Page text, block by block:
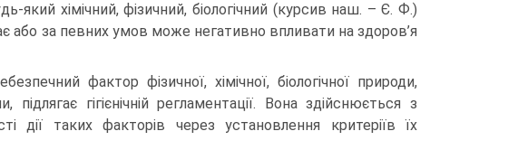
який хімічний, фізичний, біологічний (курсив наш. – Є. Ф.)
або за певних умов може негативно впливати на здоров’я
фактор фізичної, хімічної, біологічної природи,
гігієнічній регламентації. Вона здійснюється з
дії таких факторів через установлення критеріїв їх